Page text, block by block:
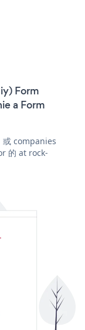
Form
a Form
或 companies
的 at rock-